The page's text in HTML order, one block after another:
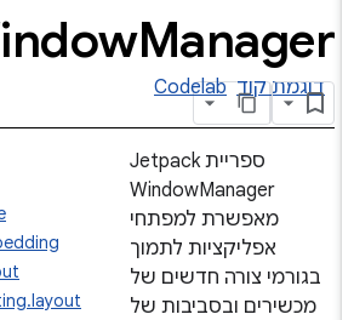
Manager
דוגמת קוד Codelab
ספריית Jetpack
WindowManager
מאפשרת למפתחי
אפליקציות לתמוך
בגורמי צורה חדשים של
מכשירים ובסביבות של